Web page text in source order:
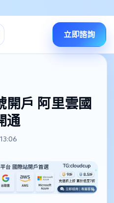
立即諮詢
開戶 阿里雲國
通